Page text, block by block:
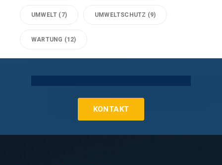
UMWELT (7) UMWELTSCHUTZ (9)
WARTUNG (12)
KONTAKT